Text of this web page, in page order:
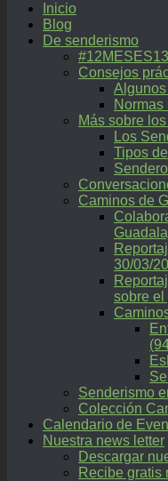
Inicio
Blog
De senderismo
Consejos
Más sobre
Los
Tipos
Caminos de
30/03/
sobre el
Senderismo
Colección
Calendario de
Nuestra news letter
Descargar
Recibe gratis